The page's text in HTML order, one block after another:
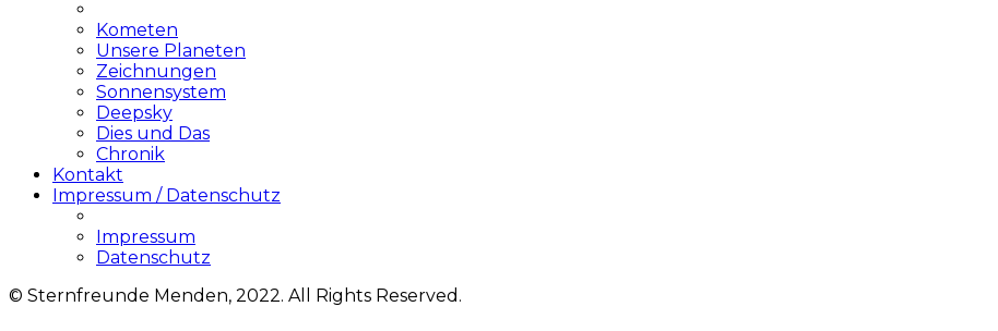
Kometen
Unsere Planeten
Zeichnungen
Sonnensystem
Deepsky
Dies und Das
Chronik
Kontakt
Impressum / Datenschutz
Impressum
Datenschutz
© Sternfreunde Menden, 2022. All Rights Reserved.